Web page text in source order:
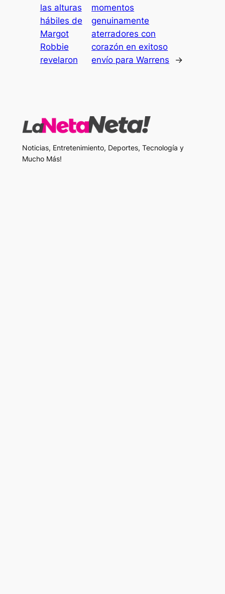
las alturas
hábiles de
Margot
Robbie
revelaron
momentos
genuinamente
aterradores con
corazón en exitoso
envío para Warrens
→
Noticias, Entretenimiento, Deportes, Tecnología y
Mucho Más!